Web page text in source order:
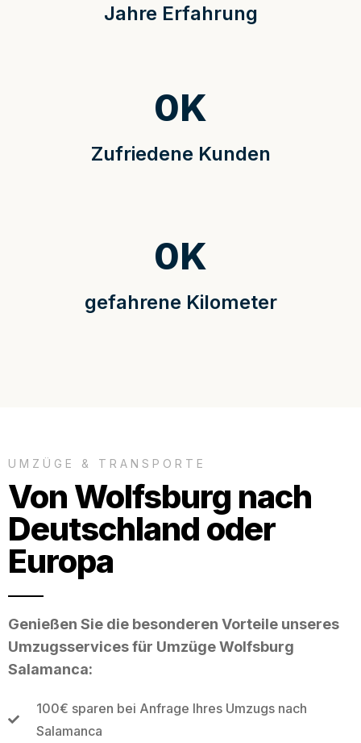
Jahre Erfahrung
Zufriedene Kunden
0K
gefahrene Kilometer
0K
UMZÜGE & TRANSPORTE
Von Wolfsburg nach
Deutschland oder
Europa
Genießen Sie die besonderen Vorteile unseres
Umzugsservices für Umzüge Wolfsburg
Salamanca:
100€ sparen bei Anfrage Ihres Umzugs nach
Salamanca